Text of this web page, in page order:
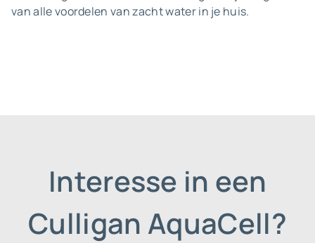
van alle voordelen van zacht water in je huis.
Interesse in een
Culligan AquaCell?